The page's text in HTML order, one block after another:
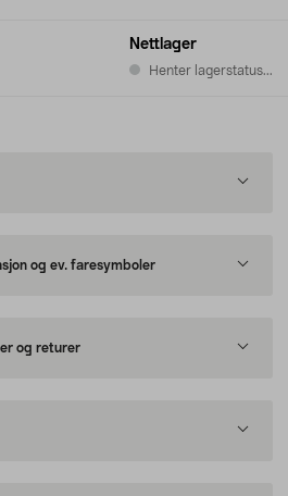
Nettlager
Henter lagerstatus...
og ev. faresymboler
og returer